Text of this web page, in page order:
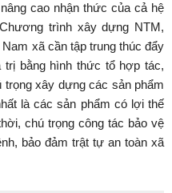
cao nhận thức của cả hệ
trình xây dựng NTM,
xã cần tập trung thúc đẩy
trị bằng hình thức tổ hợp tác,
trọng xây dựng các sản phẩm
là các sản phẩm có lợi thế
chú trọng công tác bảo vệ
bảo đảm trật tự an toàn xã